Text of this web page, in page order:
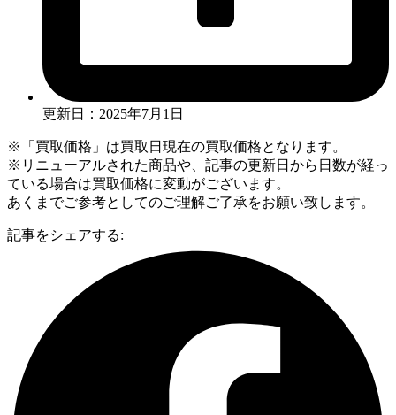
更新日：2025年7月1日
※「買取価格」は買取日現在の買取価格となります。
※リニューアルされた商品や、記事の更新日から日数が経っ
ている場合は買取価格に変動がございます。
あくまでご参考としてのご理解ご了承をお願い致します。
記事をシェアする: